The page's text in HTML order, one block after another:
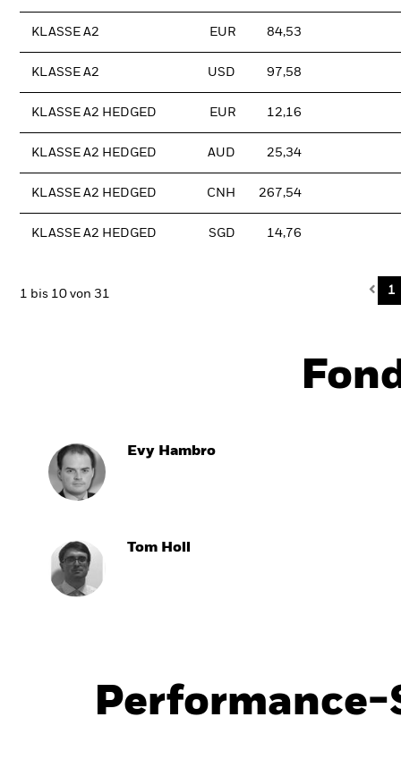
KLASSE A2 EUR 84,53
KLASSE A2 USD 97,58
KLASSE A2 HEDGED EUR 12,16
KLASSE A2 HEDGED AUD 25,34
KLASSE A2 HEDGED CNH 267,54
KLASSE A2 HEDGED SGD 14,76
1 bis 10 von 31 1
Evy Hambro
Tom Holl
Performance-